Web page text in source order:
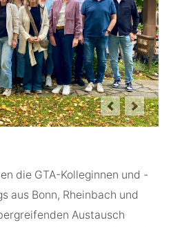
die GTA-Kolleginnen und -
aus Bonn, Rheinbach und
Austausch